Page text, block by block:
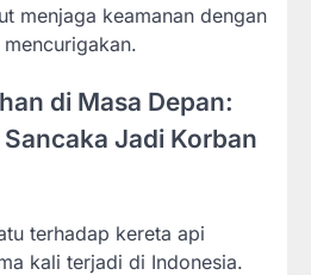
menjaga keamanan dengan
di Masa Depan:
Jadi Korban
terhadap kereta api
kali terjadi di Indonesia.